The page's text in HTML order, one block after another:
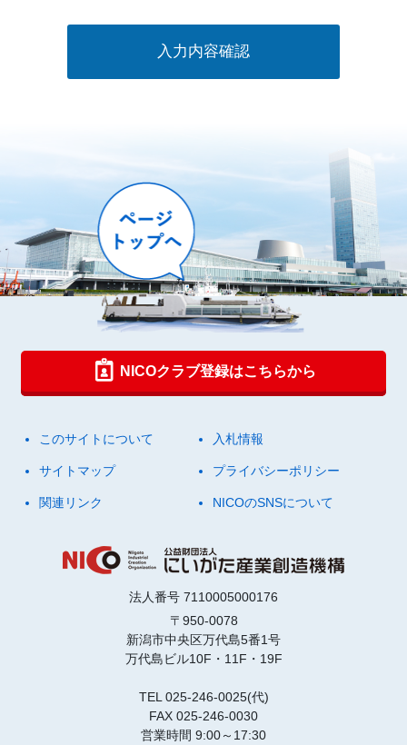
入力内容確認
NICOクラブ登録はこちらから
このサイトについて 入札情報
サイトマップ プライバシーポリシー
関連リンク NICOのSNSについて
法人番号 7110005000176
〒950-0078
新潟市中央区万代島5番1号
万代島ビル10F・11F・19F
TEL 025-246-0025(代)
FAX 025-246-0030
営業時間 9:00～17:30